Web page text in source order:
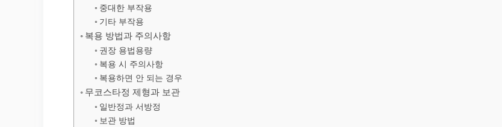
중대한 부작용
기타 부작용
복용 방법과 주의사항
권장 용법용량
복용 시 주의사항
복용하면 안 되는 경우
무코스타정 제형과 보관
일반정과 서방정
보관 방법